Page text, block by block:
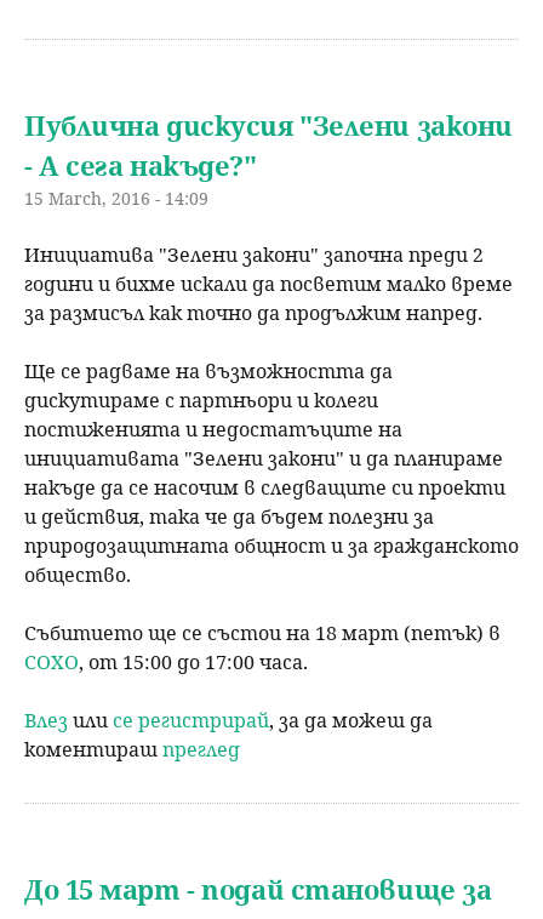
Публична дискусия "Зелени закони
- А сега накъде?"
15 March, 2016 - 14:09
Инициатива "Зелени закони" започна преди 2
години и бихме искали да посветим малко време
за размисъл как точно да продължим напред.
Ще се радваме на възможността да
дискутираме с партньори и колеги
постиженията и недостатъците на
инициативата "Зелени закони" и да планираме
накъде да се насочим в следващите си проекти
и действия, така че да бъдем полезни за
природозащитната общност и за гражданското
общество.
Събитието ще се състои на 18 март (петък) в
СОХО, от 15:00 до 17:00 часа.
Влезили се регистрирай, за да можеш да
коментирашпреглед
До 15 март - подай становище за